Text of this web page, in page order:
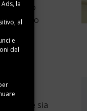
la
al
e
del
sono
sono
. Che sia